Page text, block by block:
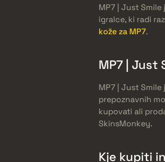
MP7 | Just
igralce, ki radi
kože za MP7.
MP7 | Just
MP7 | Just
prepoznavnih
kupovati ali
SkinsMonkey.
Kje kupiti